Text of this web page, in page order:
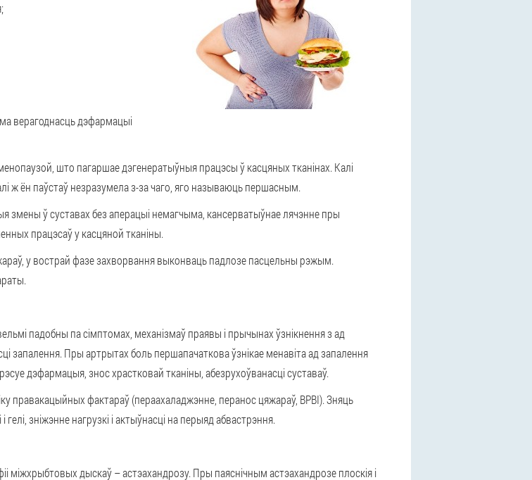
верагоднасць дэфармацыі
, што пагаршае дэгенератыўныя працэсы ў касцяных тканінах. Калі
ж ён паўстаў незразумела з-за чаго, яго называюць першасным.
змены ў суставах без аперацыі немагчыма , кансерватыўнае лячэнне пры
працэсаў у касцяной тканіны.
у вострай фазе захворвання выконваць падлозе пасцельны рэжым.
падобны па сімптомах, механізмаў праявы і прычынах ўзнікнення з ад
запалення. Пры артрытах боль першапачаткова ўзнікае менавіта ад запалення
дэфармацыя, знос храстковай тканіны, абезрухоўванасці суставаў.
правакацыйных фактараў (пераахаладжэнне, перанос цяжараў, ВРВІ). Зняць
зніжэнне нагрузкі і актыўнасці на перыяд абвастрэння.
міжхрыбтовых дыскаў– астэахандрозу. Пры паяснічным астэахандрозе плоскія і